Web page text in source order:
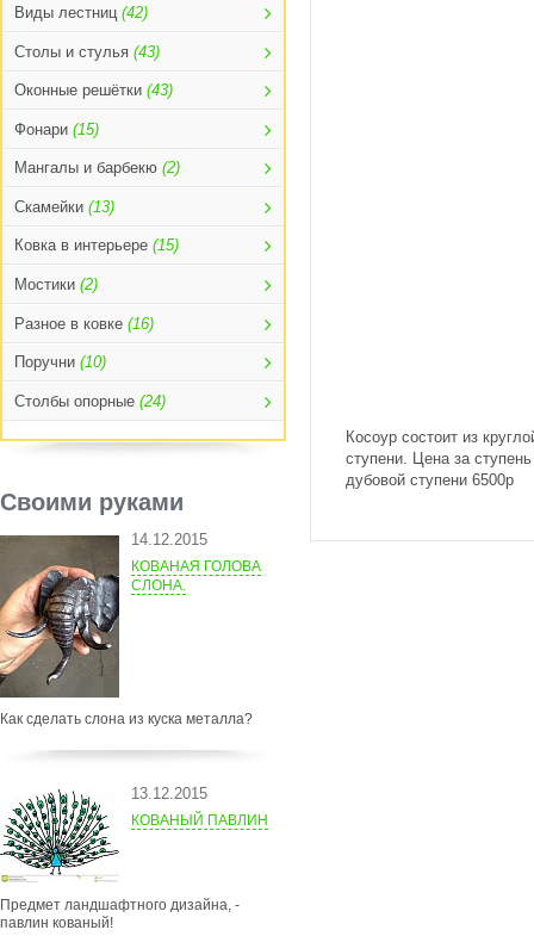
Виды лестниц (42)
Столы и стулья (43)
Оконные решётки (43)
Фонари (15)
Мангалы и барбекю (2)
Скамейки (13)
Ковка в интерьере (15)
Мостики (2)
Разное в ковке (16)
Поручни (10)
Столбы опорные (24)
Своими руками
14.12.2015
КОВАНАЯ ГОЛОВА
СЛОНА.
Как сделать слона из куска металла?
13.12.2015
КОВАНЫЙ ПАВЛИН
Предмет ландшафтного дизайна, -
павлин кованый!
Косоур состоит из
ступени. Цена за
дубовой ступени 6500р